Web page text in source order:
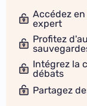
Accédez
expert
Profitez
Intégrez la
débats
Partagez